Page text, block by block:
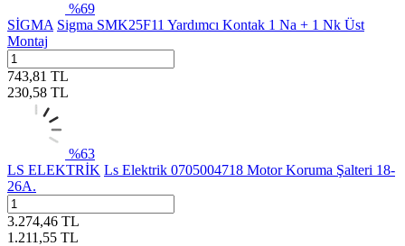
%69
SİGMA Sigma SMK25F11 Yardımcı Kontak 1 Na + 1 Nk Üst
Montaj
743,81 TL
230,58 TL
%63
LS ELEKTRİK Ls Elektrik 0705004718 Motor Koruma Şalteri 18-
26A.
3.274,46 TL
1.211,55 TL